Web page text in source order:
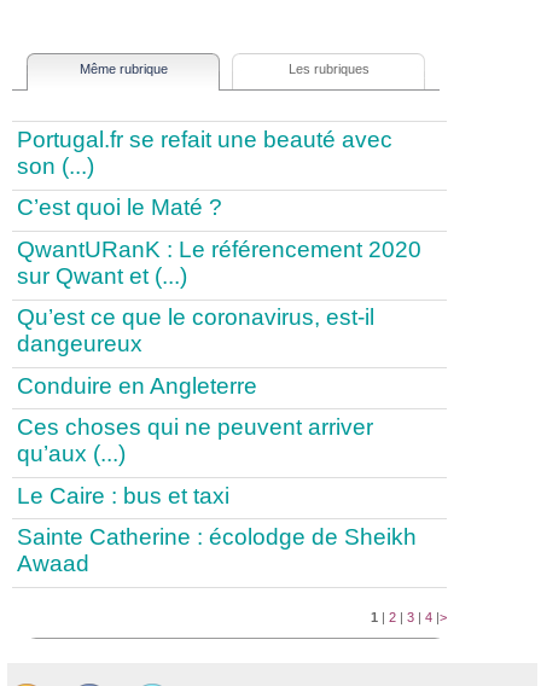
Même rubrique Les rubriques
Portugal.fr se refait une beauté avec
son (...)
C’est quoi le Maté ?
QwantURanK : Le référencement 2020
sur Qwant et (...)
Qu’est ce que le coronavirus, est-il
dangeureux
Conduire en Angleterre
Ces choses qui ne peuvent arriver
qu’aux (...)
Le Caire : bus et taxi
Sainte Catherine : écolodge de Sheikh
Awaad
1 |2 |3 |4 |>